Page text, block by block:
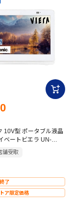
10V型 ポータブル液晶
ベートビエラ UN-
舗受取
了
ア限定価格